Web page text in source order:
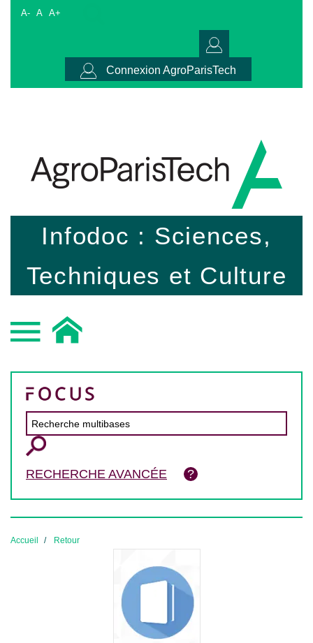
A- A A+
Connexion AgroParisTech
Infodoc : Sciences,
Techniques et Culture
RECHERCHE AVANCÉE
Accueil Retour